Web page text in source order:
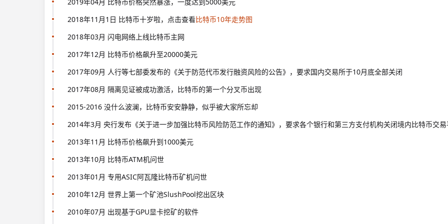
2018年11月1日 比特币十岁啦，点击查看比特币10年走势图
2018年03月 闪电网络上线比特币主网
2017年12月 比特币价格飙升至20000美元
2017年09月 人行等七部委发布的《关于防范代帀发行融资风险的公告》，要求国内交易所于10月底全部关闭
2017年08月 隔离见证被成功激活，比特币的第一个分叉币出现
2015-2016 没什么波澜，比特币安安静静，似乎被大家所忘却
2014年3月 央行发布《关于进一步加强比特币风险防范工作的通知》，要求各个银行和第三方支付机构关闭境内比特币交易
2013年11月 比特币价格飙升到1000美元
2013年10月 比特币ATM机问世
2013年01月 专用ASIC阿瓦隆比特币矿机问世
2010年12月 世界上第一个矿池SlushPool挖出区块
2010年07月 出现基于GPU显卡挖矿的软件